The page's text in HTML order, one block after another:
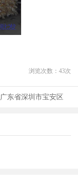
浏览次数： 43次
广东省深圳市宝安区